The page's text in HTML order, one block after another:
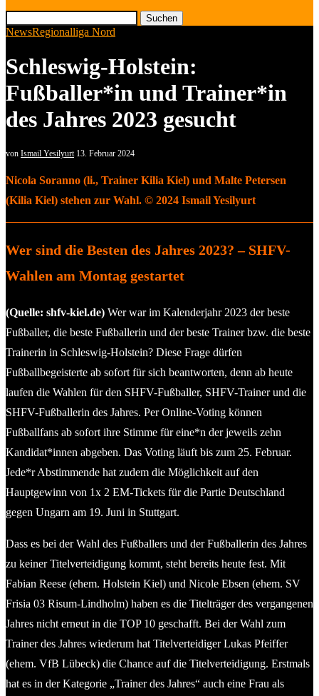
Suchen
NewsRegionalliga Nord
Schleswig-Holstein:
Fußballer*in und Trainer*in
des Jahres 2023 gesucht
von Ismail Yesilyurt 13. Februar 2024
Nicola Soranno (li., Trainer Kilia Kiel) und Malte Petersen
(Kilia Kiel) stehen zur Wahl. © 2024 Ismail Yesilyurt
Wer sind die Besten des Jahres 2023? – SHFV-
Wahlen am Montag gestartet
(Quelle: shfv-kiel.de) Wer war im Kalenderjahr 2023 der beste
Fußballer, die beste Fußballerin und der beste Trainer bzw. die beste
Trainerin in Schleswig-Holstein? Diese Frage dürfen
Fußballbegeisterte ab sofort für sich beantworten, denn ab heute
laufen die Wahlen für den SHFV-Fußballer, SHFV-Trainer und die
SHFV-Fußballerin des Jahres. Per Online-Voting können
Fußballfans ab sofort ihre Stimme für eine*n der jeweils zehn
Kandidat*innen abgeben. Das Voting läuft bis zum 25. Februar.
Jede*r Abstimmende hat zudem die Möglichkeit auf den
Hauptgewinn von 1x 2 EM-Tickets für die Partie Deutschland
gegen Ungarn am 19. Juni in Stuttgart.
Dass es bei der Wahl des Fußballers und der Fußballerin des Jahres
zu keiner Titelverteidigung kommt, steht bereits heute fest. Mit
Fabian Reese (ehem. Holstein Kiel) und Nicole Ebsen (ehem. SV
Frisia 03 Risum-Lindholm) haben es die Titelträger des vergangenen
Jahres nicht erneut in die TOP 10 geschafft. Bei der Wahl zum
Trainer des Jahres wiederum hat Titelverteidiger Lukas Pfeiffer
(ehem. VfB Lübeck) die Chance auf die Titelverteidigung. Erstmals
hat es in der Kategorie „Trainer des Jahres“ auch eine Frau als